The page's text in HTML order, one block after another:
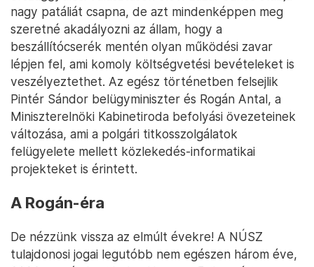
Az ATS AI Services Zrt. tulajdonosa a GBP I
Magántőke-részalap, melyet a GB & Partners
Kockázati Tőkealap-kezelő menedzsel. A GB &
Partners pedigGubicza Ágoston érdekeltsége, aki
Rogán Antal első feleségét vette el. A második
cégbe, a Kupon Portfolio Kft.-be egy Mészáros
Lőrinc köréhez soroltmagántőkealap szállt be
Nehéz lenne elképzelni, hogy a jövő évi
nagy patáliát csapna, de azt mindenképpen meg
beszállítócserék mentén olyan működési zavar
lépjen fel, ami komoly költségvetési bevételeket is